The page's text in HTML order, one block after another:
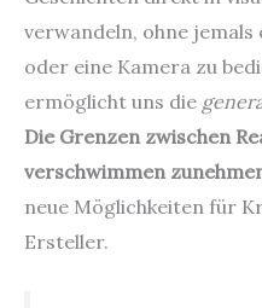
verwandeln, ohne jemals
oder eine Kamera zu
ermöglicht uns die
Die Grenzen zwischen
verschwimmen
neue Möglichkeiten für
Ersteller.